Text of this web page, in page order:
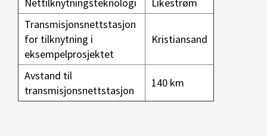
Nettilknytningsteknologi
Likestrøm
Transmisjonsnettstasjon
for tilknytning i
eksempelprosjektet
Kristiansand
Avstand til
transmisjonsnettstasjon
140 km